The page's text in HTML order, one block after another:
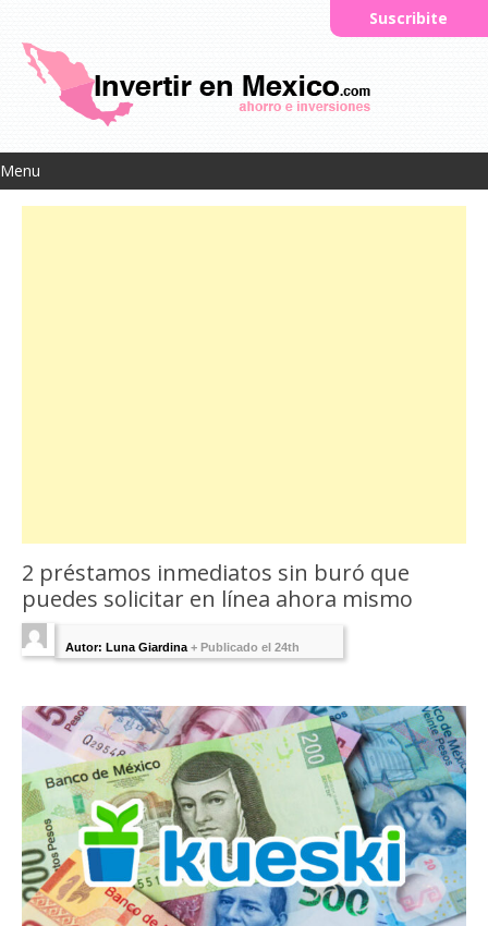
Menu
Suscribite
2 préstamos inmediatos sin buró que
puedes solicitar en línea ahora mismo
Autor: Luna Giardina + Publicado el 24th